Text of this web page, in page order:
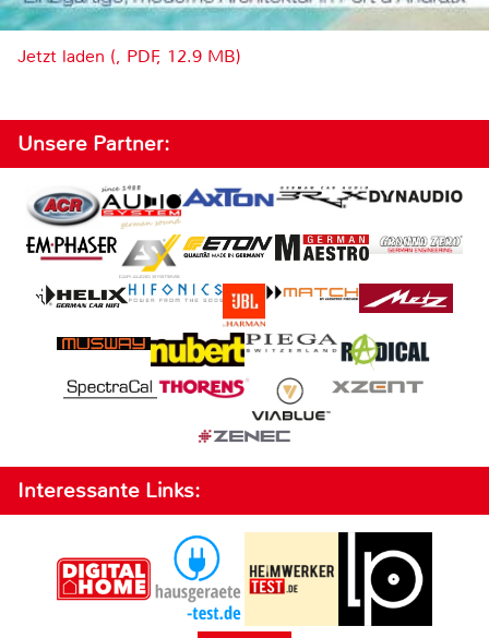
Jetzt laden (, PDF, 12.9 MB)
Unsere Partner:
Interessante Links: